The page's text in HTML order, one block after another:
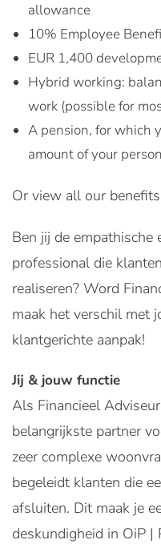
allowance
10% Employee
EUR 1,400
Hybrid working:
work (possible for
A pension, for which
amount of your
Or view all our
Ben jij de empathische
professional die
realiseren? Word
maak het verschil met
klantgerichte aanpak!
Jij & jouw functie
Als Financieel
belangrijkste partner
zeer complexe
begeleidt klanten die
afsluiten. Dit maak je
deskundigheid in OiP |